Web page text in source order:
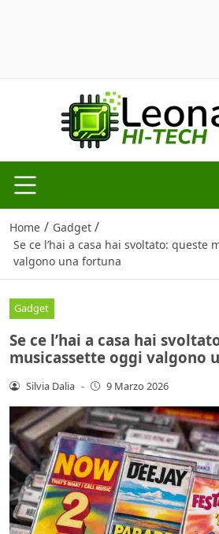
Home / Gadget /
Se ce l’hai a casa hai svoltato: queste
valgono una fortuna
Gadget
Se ce l’hai a casa hai
musicassette oggi valgono
Silvia Dalia - 9 Marzo 2026